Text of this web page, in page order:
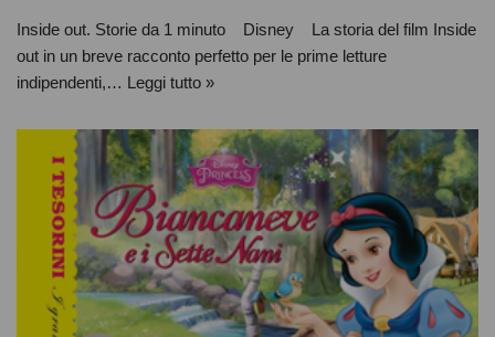
Inside out. Storie da 1 minuto Disney La storia del film Inside
out in un breve racconto perfetto per le prime letture
indipendenti,… Leggi tutto »